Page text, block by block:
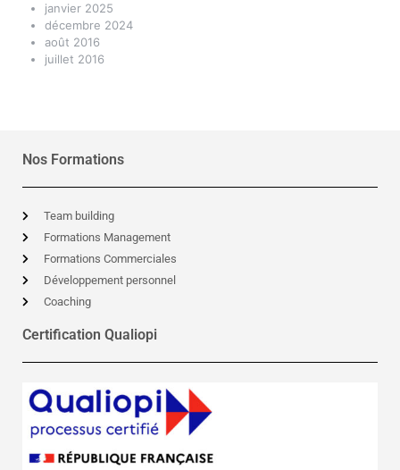
janvier 2025
décembre 2024
août 2016
juillet 2016
Nos Formations
Team building
Formations Management
Formations Commerciales
Développement personnel
Coaching
Certification Qualiopi